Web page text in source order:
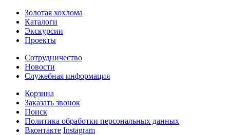
Золотая хохлома
Каталоги
Экскурсии
Проекты
Сотрудничество
Новости
Служебная информация
Корзина
Заказать звонок
Поиск
Политика обработки персональных данных
Вконтакте Instagram